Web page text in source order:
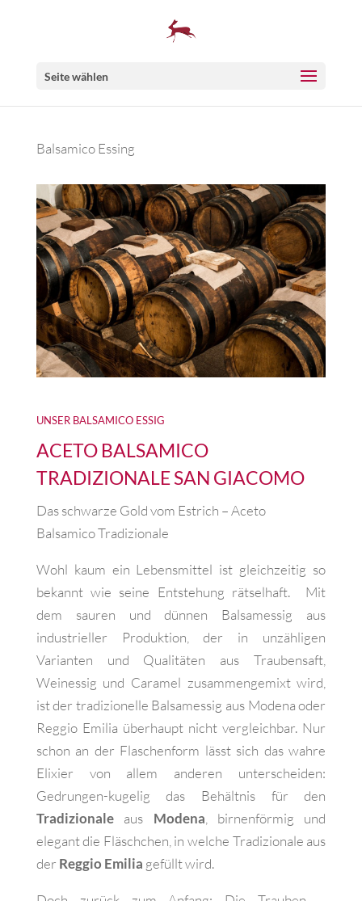
Seite wählen
Balsamico Essing
UNSER BALSAMICO ESSIG
ACETO BALSAMICO
TRADIZIONALE SAN GIACOMO
Das schwarze Gold vom Estrich – Aceto
Balsamico Tradizionale
Wohl kaum ein Lebensmittel ist gleichzeitig so
bekannt wie seine Entstehung rätselhaft. Mit
dem sauren und dünnen Balsamessig aus
industrieller Produktion, der in unzähligen
Varianten und Qualitäten aus Traubensaft,
Weinessig und Caramel zusammengemixt wird,
ist der tradizionelle Balsamessig aus Modena oder
Reggio Emilia überhaupt nicht vergleichbar. Nur
schon an der Flaschenform lässt sich das wahre
Elixier von allem anderen unterscheiden:
Gedrungen-kugelig das Behältnis für den
Tradizionaleaus Modena , birnenförmig und
elegant die Fläschchen, in welche Tradizionale aus
der Reggio Emilia gefüllt wird.